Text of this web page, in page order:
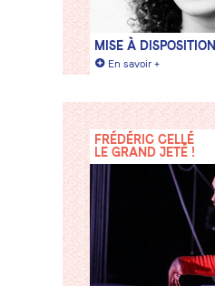
MISE À DISPOSITION
+ En savoir +
FRÉDÉRIC CELLÉ
LE GRAND JETÉ !